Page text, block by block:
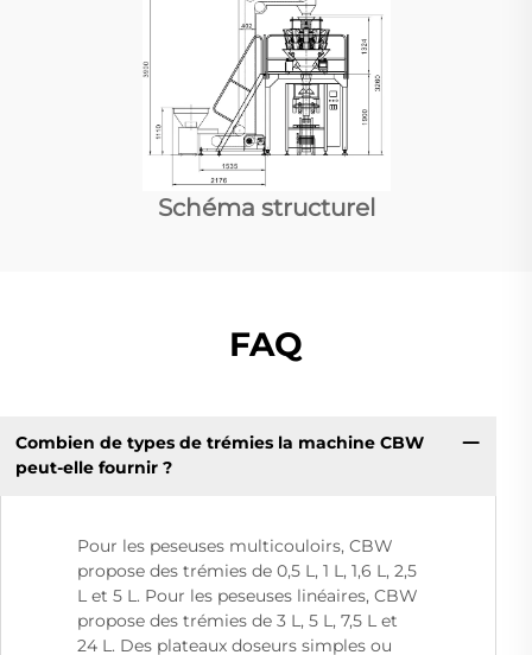
Schéma structurel
FAQ
Combien de types de trémies la machine CBW
peut-elle fournir ?
Pour les peseuses multicouloirs, CBW
propose des trémies de 0,5 L, 1 L, 1,6 L, 2,5
L et 5 L. Pour les peseuses linéaires, CBW
propose des trémies de 3 L, 5 L, 7,5 L et
24 L. Des plateaux doseurs simples ou